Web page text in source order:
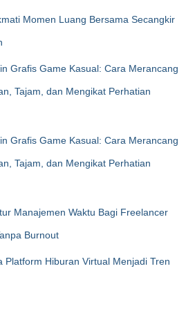
Momen Luang Bersama Secangkir
Grafis Game Kasual: Cara Merancang
Tajam, dan Mengikat Perhatian
Grafis Game Kasual: Cara Merancang
Tajam, dan Mengikat Perhatian
Manajemen Waktu Bagi Freelancer
Burnout
Platform Hiburan Virtual Menjadi Tren